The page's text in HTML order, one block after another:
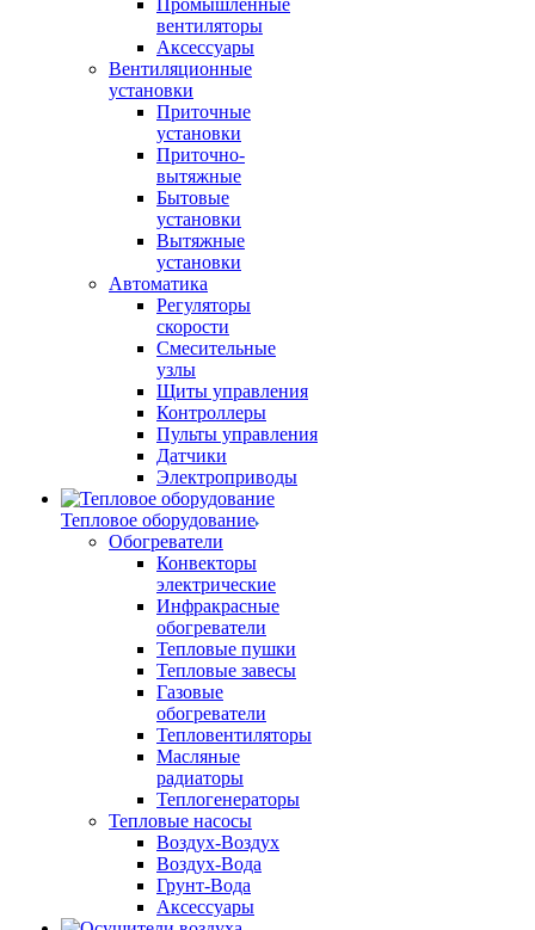
Промышленные
вентиляторы
Аксессуары
Вентиляционные
установки
Приточные
установки
Приточно-
вытяжные
Бытовые
установки
Вытяжные
установки
Автоматика
Регуляторы
скорости
Смесительные
узлы
Щиты управления
Контроллеры
Пульты управления
Датчики
Электроприводы
Тепловое оборудование
Обогреватели
Конвекторы
электрические
Инфракрасные
обогреватели
Тепловые пушки
Тепловые завесы
Газовые
обогреватели
Тепловентиляторы
Масляные
радиаторы
Теплогенераторы
Тепловые насосы
Воздух-Воздух
Воздух-Вода
Грунт-Вода
Аксессуары